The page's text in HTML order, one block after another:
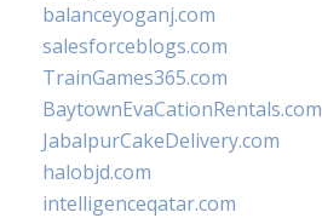
balanceyoganj.com
salesforceblogs.com
TrainGames365.com
BaytownEvaCationRentals.com
JabalpurCakeDelivery.com
halobjd.com
intelligenceqatar.com